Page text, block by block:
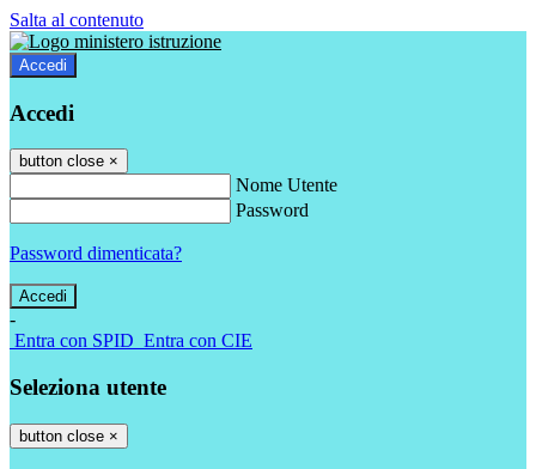
Salta al contenuto
Accedi
Accedi
button close ×
Nome Utente
Password
Password dimenticata?
-
Entra con SPID Entra con CIE
Seleziona utente
button close ×